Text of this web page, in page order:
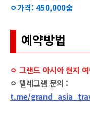
ㅇ가격: 450,000숨
예약방법
ㅇ 그랜드 아시아 현지
ㅇ 텔레그램 문의 :
t.me/